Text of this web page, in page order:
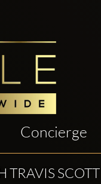
Concierge
TRAVIS SCOTT